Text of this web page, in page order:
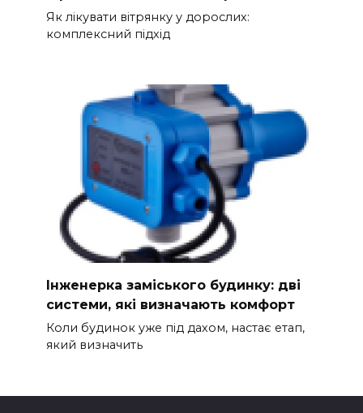
Як лікувати вітрянку у дорослих:
комплексний підхід
Інженерка заміського будинку: дві
системи, які визначають комфорт
Коли будинок уже під дахом, настає етап,
який визначить